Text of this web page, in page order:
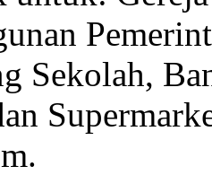
Sekolah,